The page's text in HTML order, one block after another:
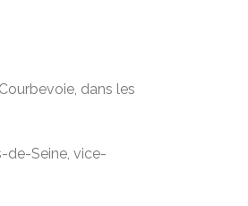
dans les
de-Seine, vice-